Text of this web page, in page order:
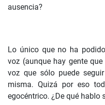
ausencia?
Lo único que no ha
voz (aunque hay gente
voz que sólo puede
misma. Quizá por eso
egocéntrico. ¿De qué hablo